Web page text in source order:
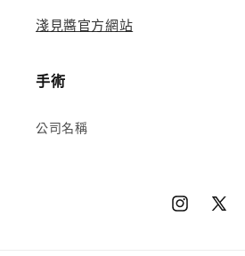
淺見醬官方網站
手術
公司名稱
Instagram
X（推